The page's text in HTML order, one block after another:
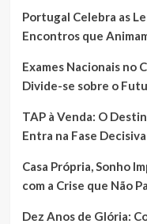
Portugal Celebra as
Encontros que
Exames Nacionais no
Divide-se sobre o
TAP à Venda: O
Entra na Fase Decisiva
Casa Própria, Sonho
com a Crise que Não
Dez Anos de Glória: